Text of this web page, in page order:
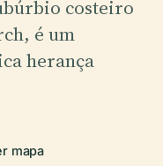
costeiro
é um
herança
mapa